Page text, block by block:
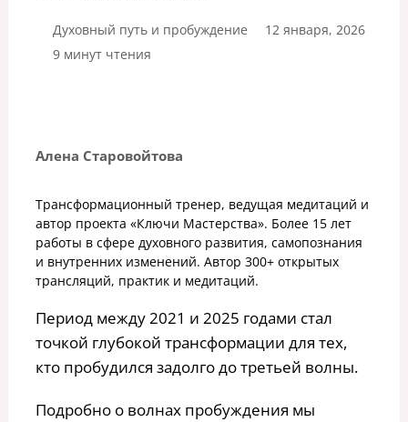
Духовный путь и пробуждение
12 января, 2026
9 минут чтения
Алена Старовойтова
Трансформационный тренер, ведущая медитаций и
автор проекта «Ключи Мастерства». Более 15 лет
работы в сфере духовного развития, самопознания
и внутренних изменений. Автор 300+ открытых
трансляций, практик и медитаций.
Период между 2021 и 2025 годами стал
точкой глубокой трансформации для тех,
кто пробудился задолго до третьей волны.
Подробно о волнах пробуждения мы